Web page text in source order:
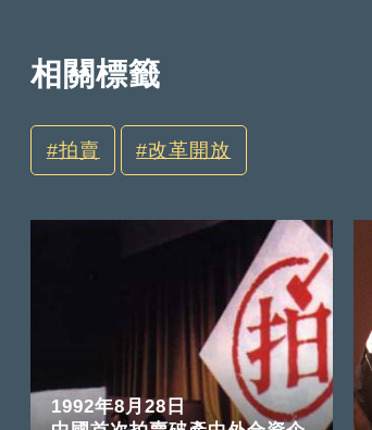
相關標籤
拍賣 改革開放
1992年8月28日